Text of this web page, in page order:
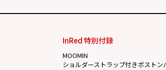
InRed 特別付録
MOOMIN
ショルダーストラップ付きボストン